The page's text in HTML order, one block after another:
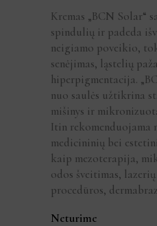
Kremas „BCN Solar“
spindulių ir padeda
neigiamo poveikio,
senėjimas, ląstelių
hiperpigmentacija.
nuo saulės užtikrina
mišinys ir
Itin rekomenduojama
medicininių bei
kaip mezoterapija,
odos šveitimas,
procedūros,
Neturime